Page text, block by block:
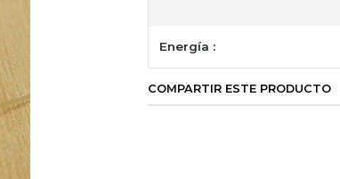
Energía :
COMPARTIR ESTE PRODUCTO